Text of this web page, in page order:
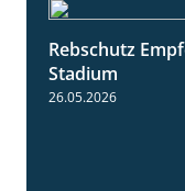
Rebschutz
Stadium
26.05.2026